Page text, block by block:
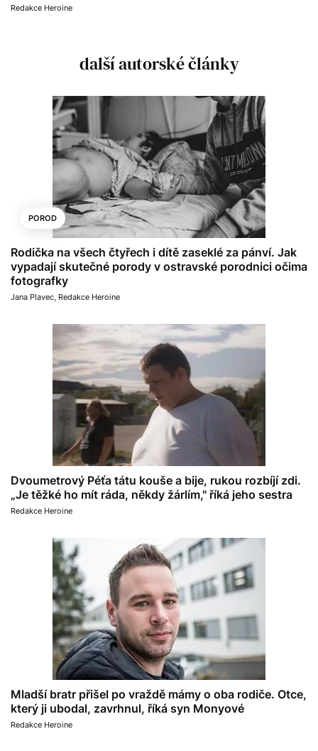
Redakce Heroine
další autorské články
POROD
Rodička na všech čtyřech i dítě zaseklé za pánví. Jak
vypadají skutečné porody v ostravské porodnici očima
fotografky
Jana Plavec, Redakce Heroine
Dvoumetrový Péťa tátu kouše a bije, rukou rozbíjí zdi.
„Je těžké ho mít ráda, někdy žárlím," říká jeho sestra
Redakce Heroine
Mladší bratr přišel po vraždě mámy o oba rodiče. Otce,
který ji ubodal, zavrhnul, říká syn Monyové
Redakce Heroine